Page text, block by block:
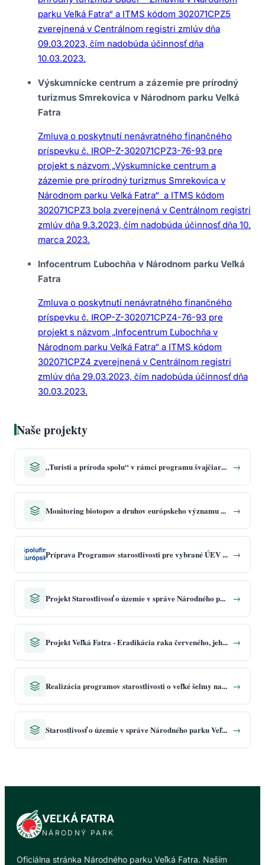
parku Veľká Fatra“ a ITMS kódom 302071CPZ5
zverejnená v Centrálnom registri zmlúv dňa
09.03.2023, čím nadobúda účinnosť dňa
10.03.2023.
Výskumnícke centrum a zázemie pre prírodný
turizmus Smrekovica v Národnom parku Veľká
Fatra
Zmluva o poskytnutí nenávratného finančného
príspevku č. IROP-Z-302071CPZ3-76-93 pre
projekt s názvom „Výskumnícke centrum a
zázemie pre prírodný turizmus Smrekovica v
Národnom parku Veľká Fatra“ a ITMS kódom
302071CPZ3 bola zverejnená v Centrálnom registri
zmlúv dňa 9.3.2023, čím nadobúda účinnosť dňa 10.
marca 2023.
Infocentrum Ľubochňa v Národnom parku Veľká
Fatra
Zmluva o poskytnutí nenávratného finančného
príspevku č. IROP-Z-302071CPZ4-76-93 pre
projekt s názvom „Infocentrum Ľubochňa v
Národnom parku Veľká Fatra“ a ITMS kódom
302071CPZ4 zverejnená v Centrálnom registri
zmlúv dňa 29.03.2023, čím nadobúda účinnosť dňa
30.03.2023.
Naše projekty
„Turisti a príroda spolu“ v rámci programu švajčiarsko-slovenskej spolupráce →
Monitoring biotopov a druhov európskeho významu na Slovensku →
Príprava Programov starostlivosti pre vybrané ÚEV v kompetenčnom území Správy Národného parku Veľká Fatra so sídlom v Martine →
Projekt Starostlivosť o územie v správe Národného parku Veľká Fatra →
Projekt Veľká Fatra - Eradikácia raka červeného, jeho následný monitoring; monitoring a odstraňovanie nepôvodných a inváznych druhov živočíchov a rastlín; Obnova chovnej stanice →
Realizácia programov starostlivosti o veľké šelmy na Slovensku →
Starostlivosť o územie v správe Národného parku Veľká Fatra 2 →
VEĽKÁ FATRA
NÁRODNÝ PARK
Oficiálna stránka Národného parku Veľká Fatra. Naším